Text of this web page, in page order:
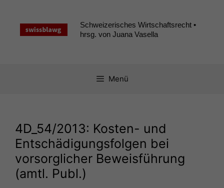
springen
Schweizerisches Wirtschaftsrecht •
hrsg. von Juana Vasella
Menü
4D_54/2013: Kosten- und
Entschädigungsfolgen bei
vorsorglicher Beweisführung
(amtl. Publ.)